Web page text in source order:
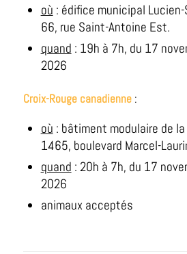
où : édifice municipal
66, rue Saint-Antoine Est.
quand : 19h à 7h, du 17
2026
Croix-Rouge canadienne:
où : bâtiment modulaire de
1465, boulevard Marcel-
quand : 20h à 7h, du 17
2026
animaux acceptés